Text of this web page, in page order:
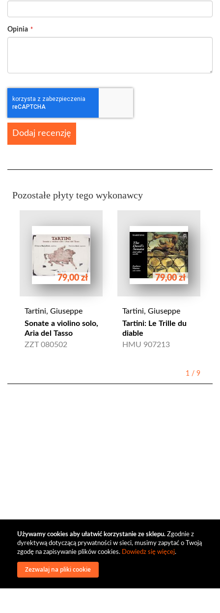
Używamy cookies aby ułatwić korzystanie ze sklepu. Zgodnie z
dyrektywą dotyczącą prywatności w sieci, musimy zapytać o Twoją
zgodę na zapisywanie plików cookies. Dowiedz się więcej.
Zezwalaj na pliki cookie
Opinia
Dodaj recenzję
Pozostałe płyty tego wykonawcy
79,00 zł
Tartini, Giuseppe
Sonate a violino solo,
Aria del Tasso
ZZT 080502
79,00 zł
Tartini, Giuseppe
Tartini: Le Trille du
diable
HMU 907213
1 / 9